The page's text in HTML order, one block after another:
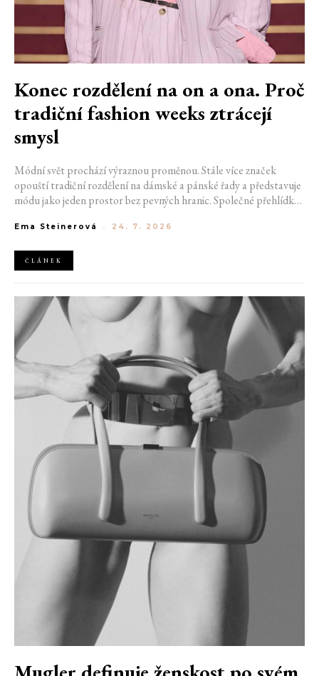
Konec rozdělení na on a ona. Proč
tradiční fashion weeks ztrácejí
smysl
Módní svět prochází výraznou proměnou. Stále více značek
opouští tradiční rozdělení na dámské a pánské řady a představuje
módu jako jeden prostor bez pevných hranic. Společné přehlídky,
klasické týdny módy mohou brzy vypadat úplně jinak.
Ema Steinerová - 24. 7. 2026
ČLÁNEK